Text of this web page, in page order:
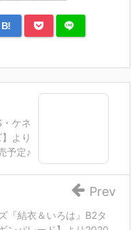
B!
ケネ
より
予定♪
『結衣＆いろは』B2タ
Prev